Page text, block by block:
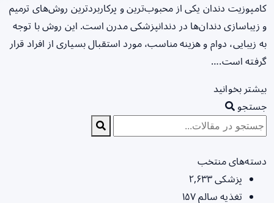
کامپوزیت دندان یکی از محبوب‌ترین و پرکاربردترین روش‌های ترمیم
و زیباسازی دندان‌ها در دندانپزشکی مدرن است. این روش با توجه
به زیبایی، دوام و هزینه مناسب، مورد استقبال بسیاری از افراد قرار
گرفته است.…
بیشتر بخوانید
جستجو
دسته‌های منتخب
پزشکی۲,۶۳۳
تغذیه سالم۱۵۷